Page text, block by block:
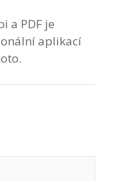
a PDF je
aplikací